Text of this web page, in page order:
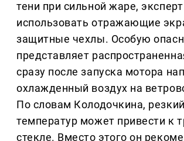
тени при сильной жаре,
использовать отражающие
защитные чехлы. Особую
представляет
сразу после запуска мотора
охлажденный воздух на
По словам Колодочкина,
температур может привести к
стекле. Вместо этого он